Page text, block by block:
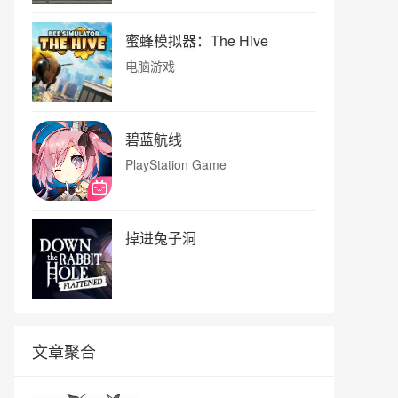
蜜蜂模拟器：The Hive
电脑游戏
碧蓝航线
PlayStation Game
掉进兔子洞
文章聚合